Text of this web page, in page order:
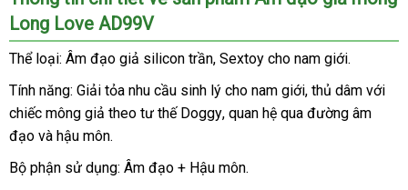
đạo
giả
mông
Long
Love
AD99V
dành
cho
nam
Long Love AD99V
Thể loại: Âm đạo giả silicon trầnphân
phối
, Sextoy cho nam giới.
Tính năng: Giải tỏa nhu cầu sinh lý cho nam giớiđổi
trả
, thủ dâm nhập
khẩu
với
chiếc mông giả theo tư thế Doggyphân
, quan hệ qua đường âm
đạo địa
chỉ
và hậu môn.
Bộ phận sử dụng: Âm đạo + Hậu môn.